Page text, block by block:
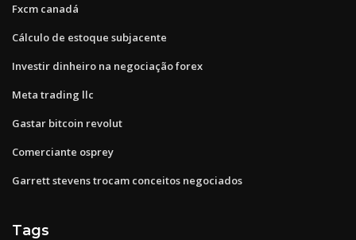
Fxcm canadá
Cálculo de estoque subjacente
Investir dinheiro na negociação forex
Meta trading llc
Gastar bitcoin revolut
Comerciante osprey
Garrett stevens trocam conceitos negociados
Tags